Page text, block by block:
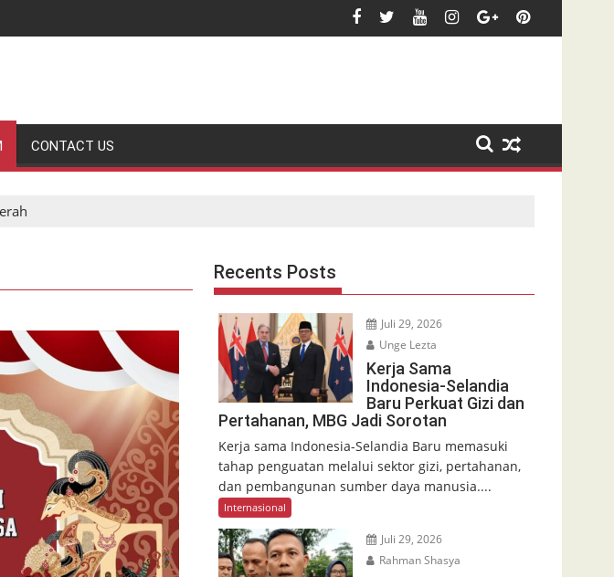
CONTACT US
Recents Posts
Juli 29, 2026
Unge Lezta
Kerja Sama
Indonesia-Selandia
Baru Perkuat Gizi dan
Pertahanan, MBG Jadi Sorotan
Kerja sama Indonesia-Selandia Baru memasuki
tahap penguatan melalui sektor gizi, pertahanan,
dan pembangunan sumber daya manusia....
Internasional
Juli 29, 2026
Rahman Shasya